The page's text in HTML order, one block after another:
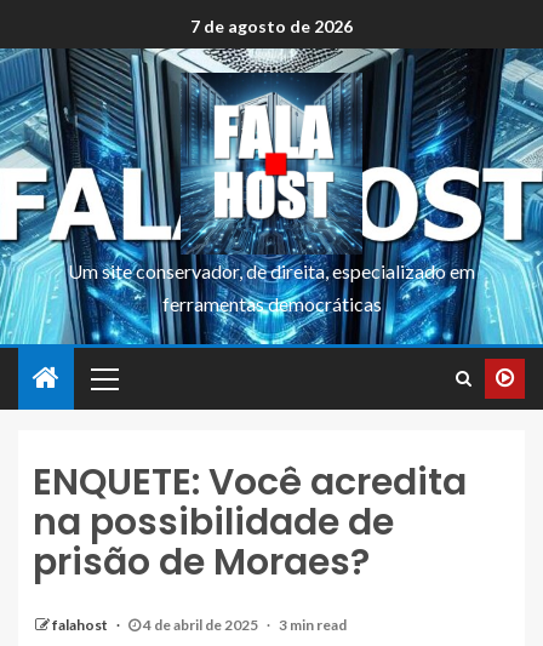
7 de agosto de 2026
Um site conservador, de direita, especializado em
ferramentas democráticas
ENQUETE: Você acredita
na possibilidade de
prisão de Moraes?
falahost 4 de abril de 2025 3 min read